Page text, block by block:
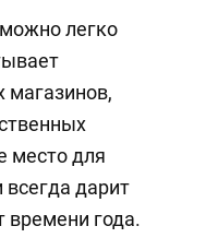
легко
магазинов,
место для
всегда дарит
времени года.